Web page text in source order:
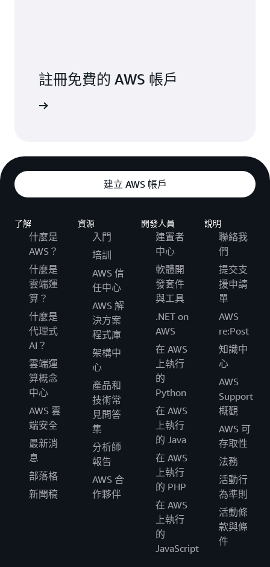
註冊免費的 AWS 帳戶
建立 AWS 帳戶
了解
什麼是
AWS？
什麼是
雲端運
算？
什麼是
代理式
AI？
雲端運
算概念
中心
AWS 雲
端安全
最新消
息
部落格
新聞稿
資源
入門
培訓
AWS 信
任中心
AWS 解
決方案
程式庫
架構中
心
產品和
技術常
見問答
集
分析師
報告
AWS 合
作夥伴
開發人員
建置者
中心
軟體開
發套件
與工具
.NET on
AWS
在 AWS
上執行
的
Python
在 AWS
上執行
的 Java
在 AWS
上執行
的 PHP
在 AWS
上執行
的
JavaScript
說明
聯絡我
們
提交支
援申請
單
AWS
re:Post
知識中
心
AWS
Support
概觀
AWS 可
存取性
法務
活動行
為準則
活動條
款與條
件